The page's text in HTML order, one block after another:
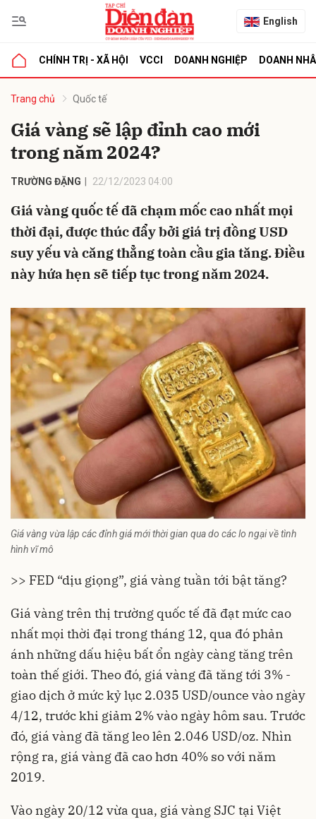
English
CHÍNH TRỊ - XÃ HỘI VCCI DOANH NGHIỆP DOANH
Trang chủ Quốc tế
Giá vàng sẽ lập đỉnh cao mới
trong năm 2024?
TRƯỜNG ĐẶNG 22/12/2023 04:00
Giá vàng quốc tế đã chạm mốc cao nhất mọi
thời đại, được thúc đẩy bởi giá trị đồng USD
suy yếu và căng thẳng toàn cầu gia tăng. Điều
này hứa hẹn sẽ tiếp tục trong năm 2024.
Giá vàng vừa lập các đỉnh giá mới thời gian qua do các lo ngại về tình
hình vĩ mô
>> FED “dịu giọng”, giá vàng tuần tới bật tăng?
Giá vàng trên thị trường quốc tế đã đạt mức cao
nhất mọi thời đại trong tháng 12, qua đó phản
ánh những dấu hiệu bất ổn ngày càng tăng trên
toàn thế giới. Theo đó, giá vàng đã tăng tới 3% -
giao dịch ở mức kỷ lục 2.035 USD/ounce vào ngày
4/12, trước khi giảm 2% vào ngày hôm sau. Trước
đó, giá vàng đã tăng leo lên 2.046 USD/oz. Nhìn
rộng ra, giá vàng đã cao hơn 40% so với năm
2019.
Vào ngày 20/12 vừa qua, giá vàng SJC tại Việt
luận
Hủy